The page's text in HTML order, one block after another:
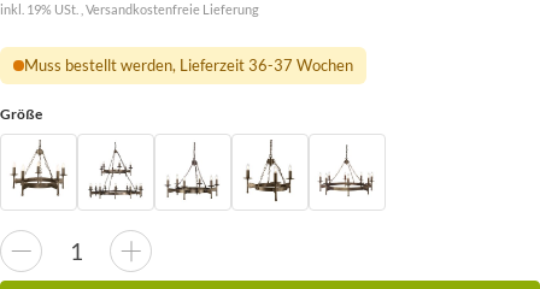
inkl. 19% USt. , Versandkostenfreie Lieferung
Muss bestellt werden, Lieferzeit 36-37 Wochen
Größe